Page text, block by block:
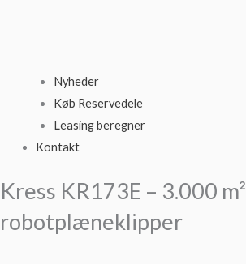
Nyheder
Køb Reservedele
Leasing beregner
Kontakt
Kress KR173E – 3.000 m²
robotplæneklipper